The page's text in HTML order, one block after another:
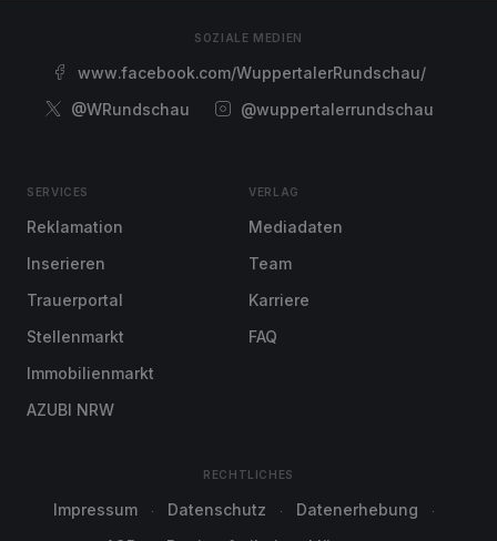
SOZIALE MEDIEN
www.facebook.com/WuppertalerRundschau/
@WRundschau
@wuppertalerrundschau
SERVICES
Reklamation
Inserieren
Trauerportal
Stellenmarkt
Immobilienmarkt
AZUBI NRW
VERLAG
Mediadaten
Team
Karriere
FAQ
RECHTLICHES
Impressum Datenschutz
Datenerhebung